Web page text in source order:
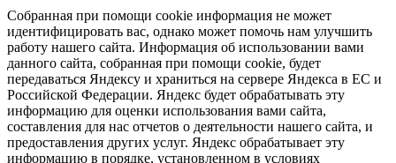
Собранная при помощи cookie информация не может
идентифицировать вас, однако может помочь нам улучшить
работу нашего сайта. Информация об использовании вами
данного сайта, собранная при помощи cookie, будет
передаваться Яндексу и храниться на сервере Яндекса в ЕС и
Российской Федерации. Яндекс будет обрабатывать эту
информацию для оценки использования вами сайта,
составления для нас отчетов о деятельности нашего сайта, и
предоставления других услуг. Яндекс обрабатывает эту
информацию в порядке, установленном в условиях